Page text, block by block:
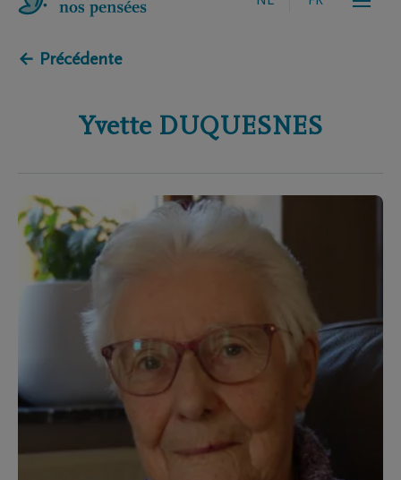
← Précédente
Yvette DUQUESNES